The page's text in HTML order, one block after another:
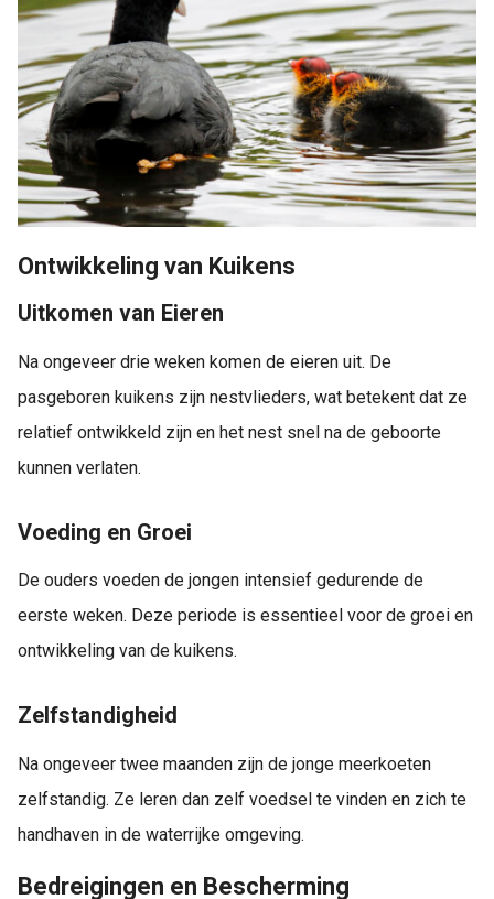
Ontwikkeling van Kuikens
Uitkomen van Eieren
Na ongeveer drie weken komen de eieren uit. De
pasgeboren kuikens zijn nestvlieders, wat betekent dat ze
relatief ontwikkeld zijn en het nest snel na de geboorte
kunnen verlaten.
Voeding en Groei
De ouders voeden de jongen intensief gedurende de
eerste weken. Deze periode is essentieel voor de groei en
ontwikkeling van de kuikens.
Zelfstandigheid
Na ongeveer twee maanden zijn de jonge meerkoeten
zelfstandig. Ze leren dan zelf voedsel te vinden en zich te
handhaven in de waterrijke omgeving.
Bedreigingen en Bescherming